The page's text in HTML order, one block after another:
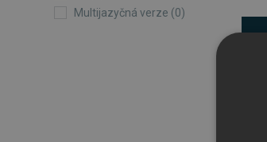
Multijazyčná verze (0)